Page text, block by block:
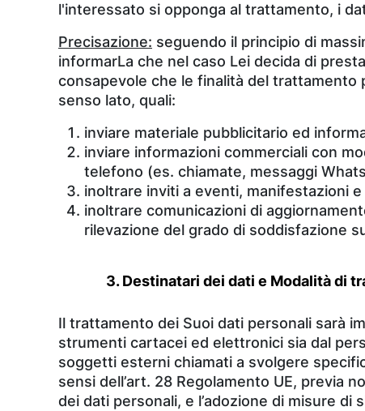
l'interessato si opponga al trattamento, i
Precisazione: seguendo il principio di
informarLa che nel caso Lei decida di
consapevole che le finalità del trattamento
senso lato, quali:
inviare materiale pubblicitario ed
inviare informazioni commerciali con
telefono (es. chiamate, messaggi
inoltrare inviti a eventi, manifestazioni
inoltrare comunicazioni di
rilevazione del grado di soddisfazione
3. Destinatari dei dati e Modalità di
Il trattamento dei Suoi dati personali sarà
strumenti cartacei ed elettronici sia dal
soggetti esterni chiamati a svolgere
sensi dell’art. 28 Regolamento UE, previa
dei dati personali, e l’adozione di misure